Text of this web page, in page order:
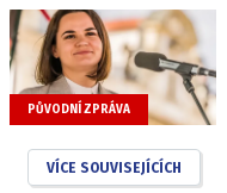
PŮVODNÍ ZPRÁVA
VÍCE SOUVISEJÍCÍCH